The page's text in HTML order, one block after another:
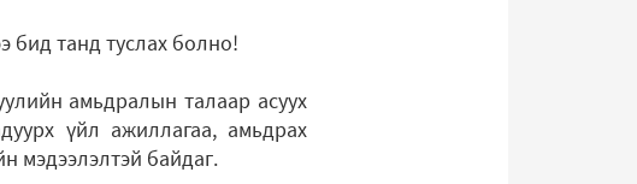
бид танд туслах болно!
амьдралын талаар асуух
үйл ажиллагаа, амьдрах
мэдээлэлтэй байдаг.